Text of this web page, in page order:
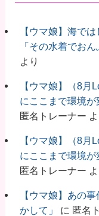
【ウマ娘】海で
「その水着でお
より
【ウマ娘】（8月
にここまで環境
匿名トレーナー
【ウマ娘】（8月
にここまで環境
匿名トレーナー
【ウマ娘】あの
かして」
に 匿名